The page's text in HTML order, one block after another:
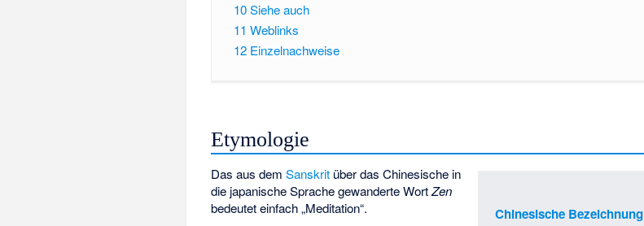
10Siehe auch
11 Weblinks
12 Einzelnachweise
Etymologie
Chinesische Bezeichnung
Das aus demSanskrit über das Chinesische in
die japanische Sprache gewanderte WortZen
bedeutet einfach „Meditation“.